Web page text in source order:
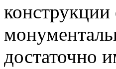
достаточно